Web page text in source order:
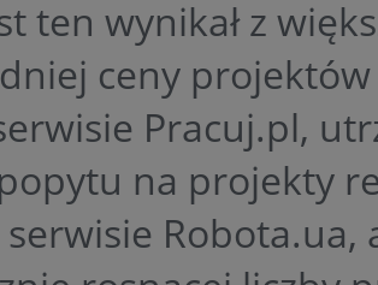
ten wynikał z
ceny
Pracuj.pl,
na projekty
Robota.ua,